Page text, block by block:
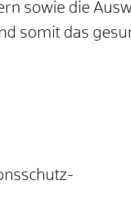
sowie die
somit das